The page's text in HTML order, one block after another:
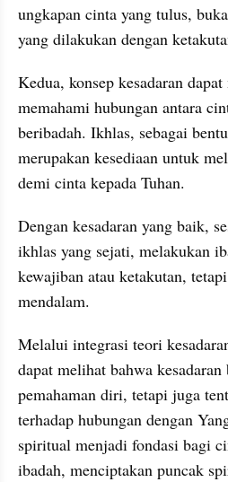
ungkapan cinta yang tulus,
yang dilakukan dengan
Kedua, konsep kesadaran
memahami hubungan antara
beribadah. Ikhlas, sebagai
merupakan kesediaan untuk
demi cinta kepada Tuhan.
Dengan kesadaran yang baik,
ikhlas yang sejati, melakukan
kewajiban atau ketakutan,
mendalam.
Melalui integrasi teori
dapat melihat bahwa
pemahaman diri, tetapi juga
terhadap hubungan dengan
spiritual menjadi fondasi bagi
ibadah, menciptakan puncak